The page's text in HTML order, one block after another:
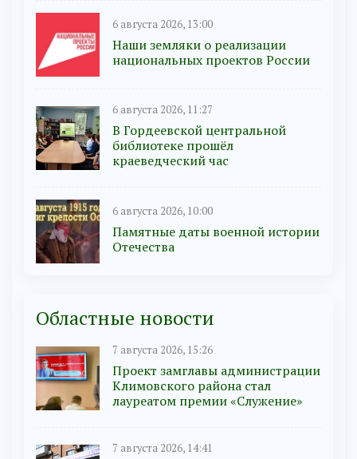
6 августа 2026, 13:00
Наши земляки о реализации
национальных проектов России
6 августа 2026, 11:27
В Гордеевской центральной
библиотеке прошёл
краеведческий час
6 августа 2026, 10:00
Памятные даты военной истории
Отечества
Областные новости
7 августа 2026, 15:26
Проект замглавы администрации
Климовского района стал
лауреатом премии «Служение»
7 августа 2026, 14:41